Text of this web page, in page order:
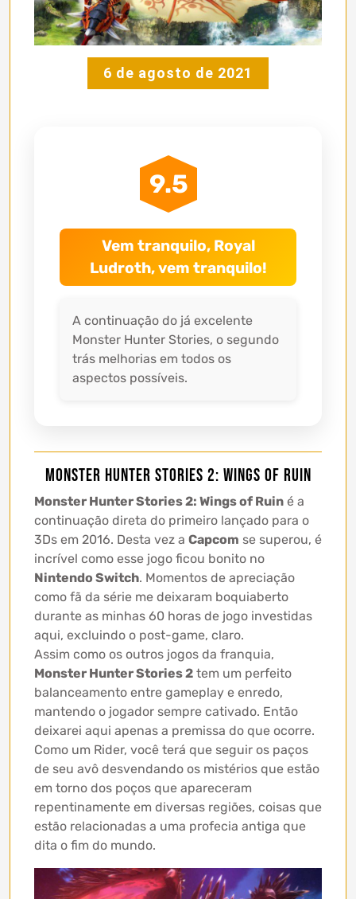
6 de agosto de 2021
9.5
Vem tranquilo, Royal
Ludroth, vem tranquilo!
A continuação do já excelente
Monster Hunter Stories, o segundo
trás melhorias em todos os
aspectos possíveis.
Monster Hunter Stories 2: Wings of Ruin
Monster Hunter Stories 2: Wings of Ruin é a
continuação direta do primeiro lançado para o
3Ds em 2016. Desta vez a Capcom se superou, é
incrível como esse jogo ficou bonito no
Nintendo Switch. Momentos de apreciação
como fã da série me deixaram boquiaberto
durante as minhas 60 horas de jogo investidas
aqui, excluindo o post-game, claro.
Assim como os outros jogos da franquia,
Monster Hunter Stories 2 tem um perfeito
balanceamento entre gameplay e enredo,
mantendo o jogador sempre cativado. Então
deixarei aqui apenas a premissa do que ocorre.
Como um Rider, você terá que seguir os paços
de seu avô desvendando os mistérios que estão
em torno dos poços que apareceram
repentinamente em diversas regiões, coisas que
estão relacionadas a uma profecia antiga que
dita o fim do mundo.